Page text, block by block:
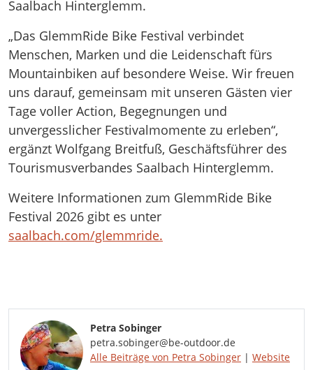
Saalbach Hinterglemm.
„Das GlemmRide Bike Festival verbindet
Menschen, Marken und die Leidenschaft fürs
Mountainbiken auf besondere Weise. Wir freuen
uns darauf, gemeinsam mit unseren Gästen vier
Tage voller Action, Begegnungen und
unvergesslicher Festivalmomente zu erleben“,
ergänzt Wolfgang Breitfuß, Geschäftsführer des
Tourismusverbandes Saalbach Hinterglemm.
Weitere Informationen zum GlemmRide Bike
Festival 2026 gibt es unter
saalbach.com/glemmride.
Petra Sobinger
petra.sobinger@be-outdoor.de
Alle Beiträge von Petra Sobinger | Website